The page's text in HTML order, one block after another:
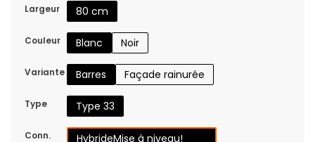
Largeur 80 cm
Couleur Blanc Noir
Variante Barres Façade rainurée
Type Type 33
Conn. HybrideMise à niveau!